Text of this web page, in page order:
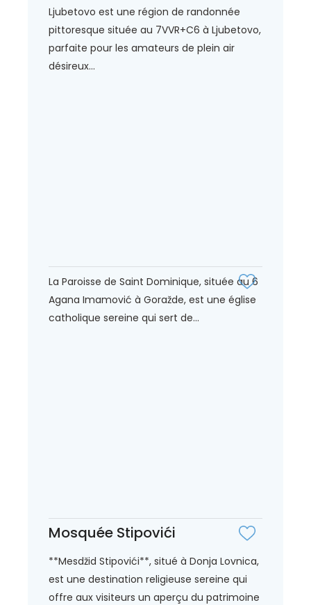
Ljubetovo est une région de randonnée
pittoresque située au 7VVR+C6 à Ljubetovo,
parfaite pour les amateurs de plein air
désireux...
La Paroisse de Saint Dominique, située au 6
Agana Imamović à Goražde, est une église
catholique sereine qui sert de...
Mosquée Stipovići
**Mesdžid Stipovići**, situé à Donja Lovnica,
est une destination religieuse sereine qui
offre aux visiteurs un aperçu du patrimoine